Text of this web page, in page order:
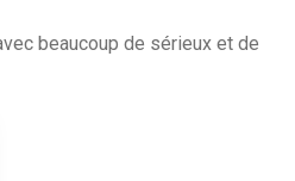
beaucoup de sérieux et de